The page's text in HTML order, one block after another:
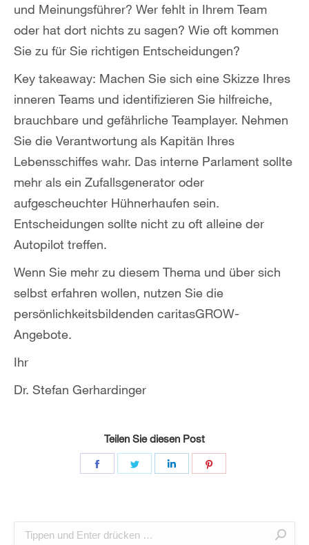
und Meinungsführer? Wer fehlt in Ihrem Team
oder hat dort nichts zu sagen? Wie oft kommen
Sie zu für Sie richtigen Entscheidungen?
Key takeaway: Machen Sie sich eine Skizze Ihres
inneren Teams und identifizieren Sie hilfreiche,
brauchbare und gefährliche Teamplayer. Nehmen
Sie die Verantwortung als Kapitän Ihres
Lebensschiffes wahr. Das interne Parlament sollte
mehr als ein Zufallsgenerator oder
aufgescheuchter Hühnerhaufen sein.
Entscheidungen sollte nicht zu oft alleine der
Autopilot treffen.
Wenn Sie mehr zu diesem Thema und über sich
selbst erfahren wollen, nutzen Sie die
persönlichkeitsbildenden caritasGROW-
Angebote.
Ihr
Dr. Stefan Gerhardinger
Teilen Sie diesen Post